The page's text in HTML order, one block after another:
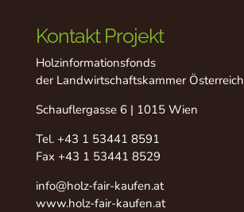
Kontakt Projekt
Holzinformationsfonds
der Landwirtschaftskammer Österreich
Schauflergasse 6 | 1015 Wien
Tel. +43 1 53441 8591
Fax +43 1 53441 8529
info@holz-fair-kaufen.at
www.holz-fair-kaufen.at